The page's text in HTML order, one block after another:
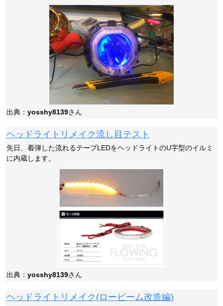
出典： yosshy8139さん
ヘッドライトリメイク流し目テスト
先日、着弾した流れるテープLEDをヘッドライトのU字型のイルミ
に内蔵します。
出典： yosshy8139さん
ヘッドライトリメイク(ロービーム改造編)